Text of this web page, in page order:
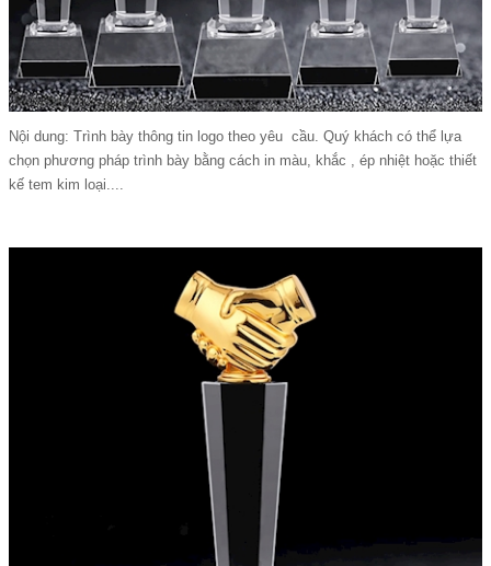
Nội dung: Trình bày thông tin logo theo yêu cầu. Quý khách có thể lựa
chọn phương pháp trình bày bằng cách in màu, khắc , ép nhiệt hoặc thiết
kế tem kim loại....